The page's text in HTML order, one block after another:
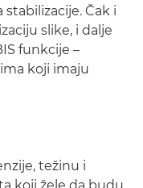
Čak i
slike, i dalje
funkcije –
koji imaju
težinu i